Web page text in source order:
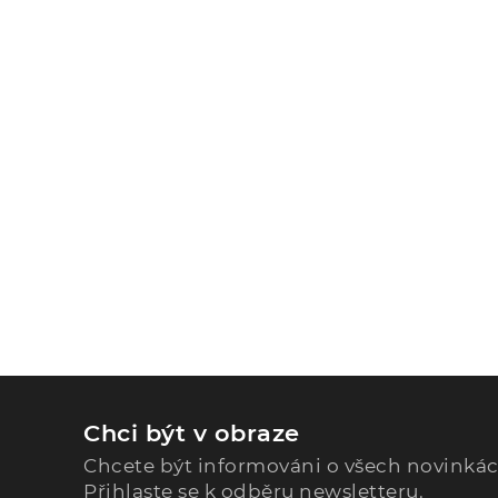
Chci být v obraze
Chcete být informováni o všech
Přihlaste se k odběru newsletteru.